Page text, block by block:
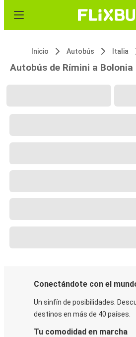
Inicio Autobús Italia
Autobús de Rímini a Bolonia
Conectándote con el
Un sinfín de posibilidades.
destinos en más de 40 países.
Tu comodidad en marcha